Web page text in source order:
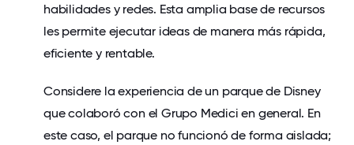
habilidades y redes. Esta amplia base de recursos
les permite ejecutar ideas de manera más rápida,
eficiente y rentable.
Considere la experiencia de un parque de Disney
que colaboró ​​con el Grupo Medici en general. En
este caso, el parque no funcionó de forma aislada;